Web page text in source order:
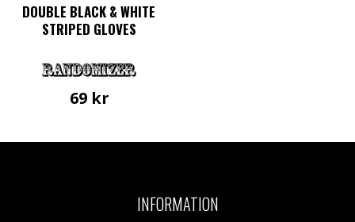
DOUBLE BLACK & WHITE
STRIPED GLOVES
69 kr
INFORMATION